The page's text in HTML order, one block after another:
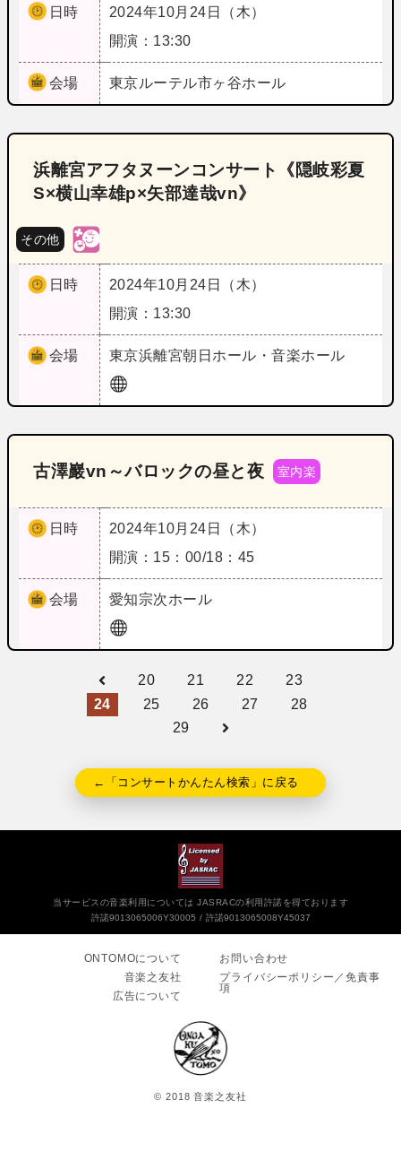
日時
2024年10月24日（木）
開演：13:30
会場 東京ルーテル市ヶ谷ホール
浜離宮アフタヌーンコンサート《隠岐彩夏
S×横山幸雄p×矢部達哉vn》
その他
日時
2024年10月24日（木）
開演：13:30
会場 東京浜離宮朝日ホール・音楽ホール
古澤巖vn～バロックの昼と夜 室内楽
日時
2024年10月24日（木）
開演：15：00/18：45
会場 愛知宗次ホール
20 21 22
23
24
25 26 27
28
29
←「コンサートかんたん検索」に戻る
当サービスの音楽利用については JASRACの利用許諾を得ております
許諾9013065006Y30005
許諾9013065008Y45037
ONTOMOについて
音楽之友社
広告について
お問い合わせ
プライバシーポリシー／免責事
項
© 2018 音楽之友社